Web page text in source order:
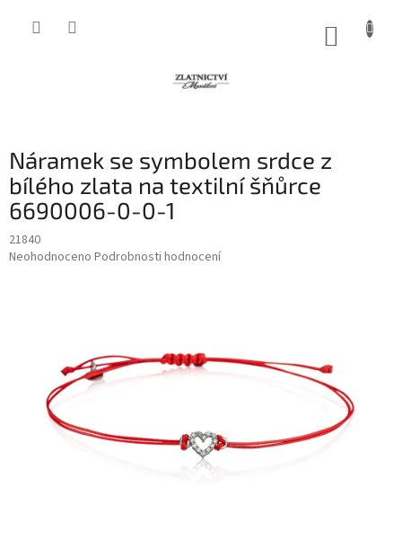
Náramek se symbolem srdce z
bílého zlata na textilní šňůrce
6690006-0-0-1
21840
Průměrné
hvězdiček.
Neohodnoceno Podrobnosti hodnocení